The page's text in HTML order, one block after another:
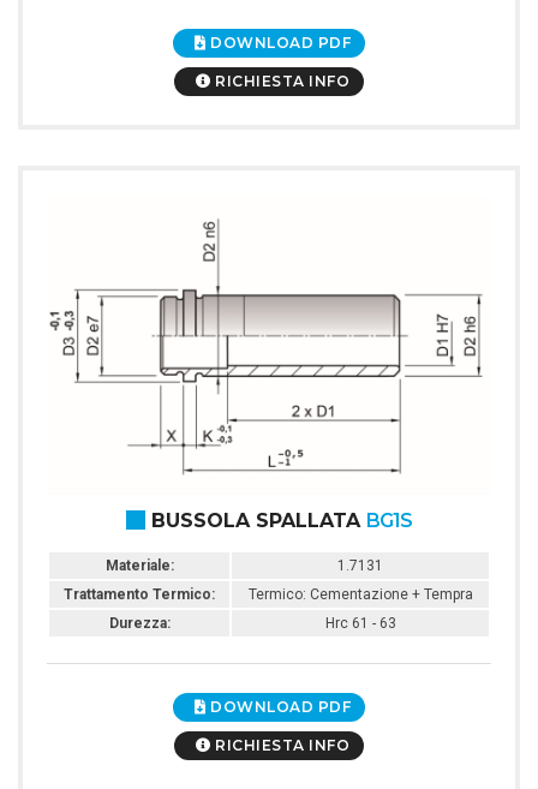
DOWNLOAD PDF
RICHIESTA INFO
BUSSOLA SPALLATA BG1S
Materiale:
1.7131
Trattamento Termico:
Termico: Cementazione + Tempra
Durezza:
Hrc 61 - 63
DOWNLOAD PDF
RICHIESTA INFO